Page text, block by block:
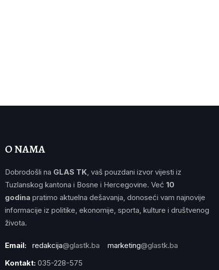
O NAMA
Dobrodošli na GLAS TK , vaš pouzdani izvor vijesti iz
Tuzlanskog kantona i Bosne i Hercegovine. Već 10
godina pratimo aktuelna dešavanja, donoseći vam najnovije
informacije iz politike, ekonomije, sporta, kulture i društvenog
života.
Email: redakcija@glastk.ba marketing@glastk.ba
Kontakt: 035-228-575